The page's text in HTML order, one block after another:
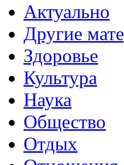
Актуально
Другие
Здоровье
Культура
Наука
Общество
Отдых